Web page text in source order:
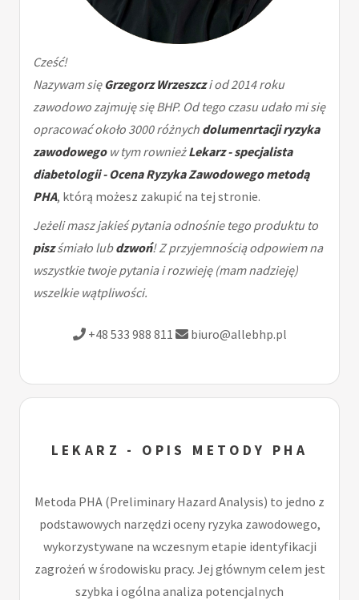
Cześć!
Nazywam sięGrzegorz Wrzeszczi od 2014 roku
zawodowo zajmuję się BHP. Od tego czasu udało mi się
opracować około 3000 różnych dolumenrtacji ryzyka
zawodowegow tym rownieżLekarz - specjalista
diabetologii - Ocena Ryzyka Zawodowego metodą
PHA, którą możesz zakupić na tej stronie.
Jeżeli masz jakieś pytania odnośnie tego produktu to
piszśmiało lubdzwoń! Z przyjemnością odpowiem na
wszystkie twoje pytania i rozwieję (mam nadzieję)
wszelkie wątpliwości.
+48 533 988 811 biuro@allebhp.pl
LEKARZ - OPIS METODY PHA
Metoda PHA (Preliminary Hazard Analysis) to jedno z
podstawowych narzędzi oceny ryzyka zawodowego,
wykorzystywane na wczesnym etapie identyfikacji
zagrożeń w środowisku pracy. Jej głównym celem jest
szybka i ogólna analiza potencjalnych